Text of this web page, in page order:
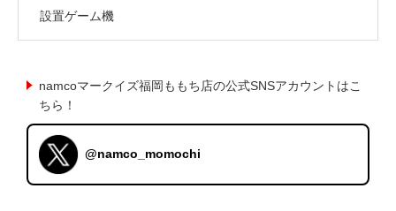
設置ゲーム機
namcoマークイズ福岡ももち店の公式SNSアカウントはこ
ちら！
@namco_momochi